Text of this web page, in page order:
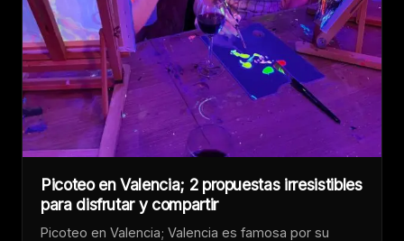
Picoteo en Valencia; 2 propuestas irresistibles
para disfrutar y compartir
Picoteo en Valencia; Valencia es famosa por su